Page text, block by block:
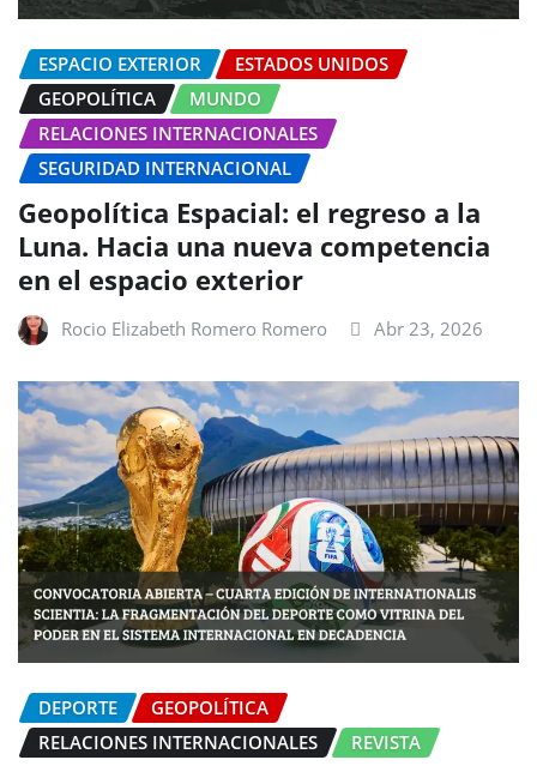
ESPACIO EXTERIOR
ESTADOS UNIDOS
GEOPOLÍTICA
MUNDO
RELACIONES INTERNACIONALES
SEGURIDAD INTERNACIONAL
Geopolítica Espacial: el regreso a la
Luna. Hacia una nueva competencia
en el espacio exterior
Rocio Elizabeth Romero Romero Abr 23, 2026
DEPORTE
GEOPOLÍTICA
RELACIONES INTERNACIONALES
REVISTA